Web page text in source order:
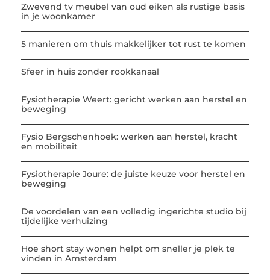
Zwevend tv meubel van oud eiken als rustige basis
in je woonkamer
5 manieren om thuis makkelijker tot rust te komen
Sfeer in huis zonder rookkanaal
Fysiotherapie Weert: gericht werken aan herstel en
beweging
Fysio Bergschenhoek: werken aan herstel, kracht
en mobiliteit
Fysiotherapie Joure: de juiste keuze voor herstel en
beweging
De voordelen van een volledig ingerichte studio bij
tijdelijke verhuizing
Hoe short stay wonen helpt om sneller je plek te
vinden in Amsterdam